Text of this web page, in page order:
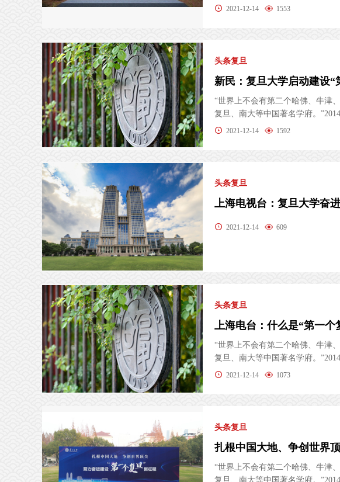
2021-12-14 1553
头条复旦
新民：复旦大学启动建设“
“世界上不会有第二个哈佛、牛津
复旦、南大等中国著名学府。
2021-12-14 1592
头条复旦
上海电视台：复旦大学奋
2021-12-14 609
头条复旦
“世界上不会有第二个哈佛、牛津
复旦、南大等中国著名学府。
2021-12-14 1073
头条复旦
“世界上不会有第二个哈佛、牛津
复旦、南大等中国著名学府。”2014